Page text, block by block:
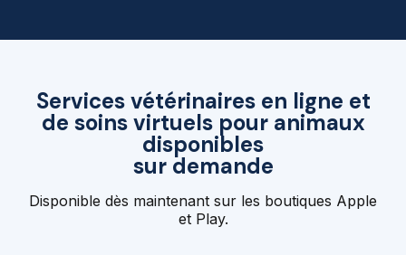
Services vétérinaires en ligne et
de soins virtuels pour animaux
disponibles
sur demande
Disponible dès maintenant sur les boutiques Apple
et Play.